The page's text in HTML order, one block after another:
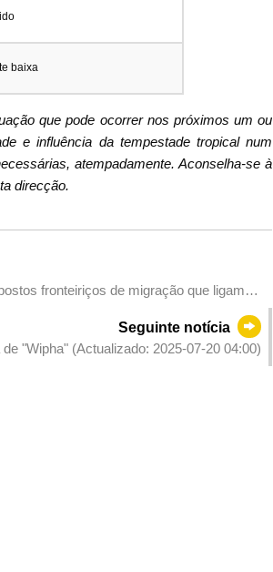
baixa
que pode ocorrer nos próximos um ou
e influência da tempestade tropical num
atempadamente. Aconselha-se à
direcção.
fronteiriços de migração que ligam
Seguinte notícia
"Wipha" (Actualizado: 2025-07-20 04:00)